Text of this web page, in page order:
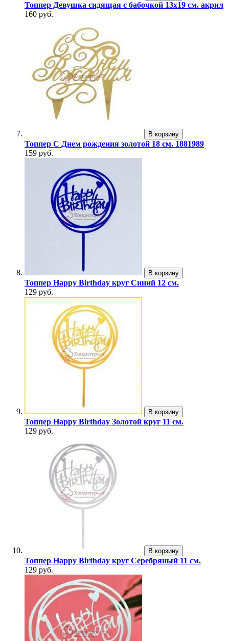
Топпер Девушка сидящая с бабочкой 13х19 см. акрил
160 руб.
В корзину
Топпер С Днем рождения золотой 18 см. 1881989
159 руб.
В корзину
Топпер Happy Birthday круг Синий 12 см.
129 руб.
В корзину
Топпер Happy Birthday Золотой круг 11 см.
129 руб.
В корзину
Топпер Happy Birthday круг Серебряный 11 см.
129 руб.